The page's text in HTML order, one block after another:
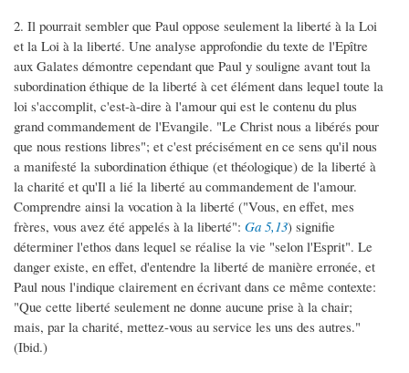
2. Il pourrait sembler que Paul oppose seulement la liberté à la Loi
et la Loi à la liberté. Une analyse approfondie du texte de l'Epître
aux Galates démontre cependant que Paul y souligne avant tout la
subordination éthique de la liberté à cet élément dans lequel toute la
loi s'accomplit, c'est-à-dire à l'amour qui est le contenu du plus
grand commandement de l'Evangile. "Le Christ nous a libérés pour
que nous restions libres"; et c'est précisément en ce sens qu'il nous
a manifesté la subordination éthique (et théologique) de la liberté à
la charité et qu'Il a lié la liberté au commandement de l'amour.
Comprendre ainsi la vocation à la liberté ("Vous, en effet, mes
frères, vous avez été appelés à la liberté": Ga 5,13) signifie
déterminer l'ethos dans lequel se réalise la vie "selon l'Esprit". Le
danger existe, en effet, d'entendre la liberté de manière erronée, et
Paul nous l'indique clairement en écrivant dans ce même contexte:
"Que cette liberté seulement ne donne aucune prise à la chair;
mais, par la charité, mettez-vous au service les uns des autres."
(Ibid.)